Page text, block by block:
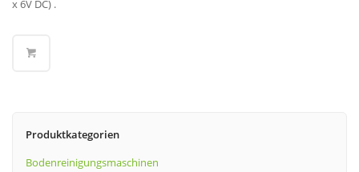
x 6V DC) .
Produktkategorien
Bodenreinigungsmaschinen